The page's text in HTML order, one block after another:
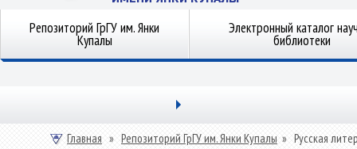
Репозиторий ГрГУ им. Янки
Купалы
Электронный каталог
библиотеки
Главная » Репозиторий ГрГУ им. Янки Купалы » Русская